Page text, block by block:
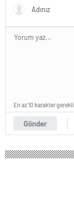
Gönder
En az 10 karakter gerekli